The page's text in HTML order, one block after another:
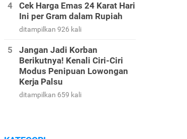
Cek Harga Emas 24 Karat Hari
Ini per Gram dalam Rupiah
ditampilkan 926 kali
Jangan Jadi Korban
Berikutnya! Kenali Ciri-Ciri
Modus Penipuan Lowongan
Kerja Palsu
ditampilkan 659 kali